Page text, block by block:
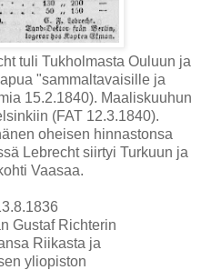
tuli Tukholmasta Ouluun ja
"sammaltavaisille ja
15.2.1840). Maaliskuuhun
(FAT 12.3.1840).
oheisen hinnastonsa
Lebrecht siirtyi Turkuun ja
Vaasaa.
Gustaf Richterin
Riikasta ja
yliopiston